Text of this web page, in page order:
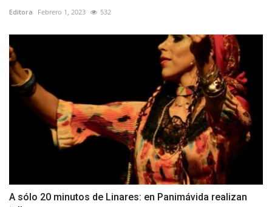
Editora Febrero 1, 2023 532
A sólo 20 minutos de Linares: en Panimávida realizan